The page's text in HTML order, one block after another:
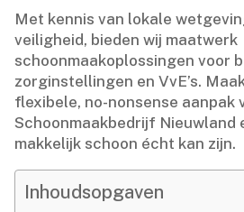
Met kennis van lokale
veiligheid, bieden wij maatwerk
schoonmaakoplossingen voor
zorginstellingen en VvE’s.​
flexibele, no-nonsense aanpak
Schoonmaakbedrijf Nieuwland
makkelijk schoon écht kan zijn.​
Inhoudsopgaven